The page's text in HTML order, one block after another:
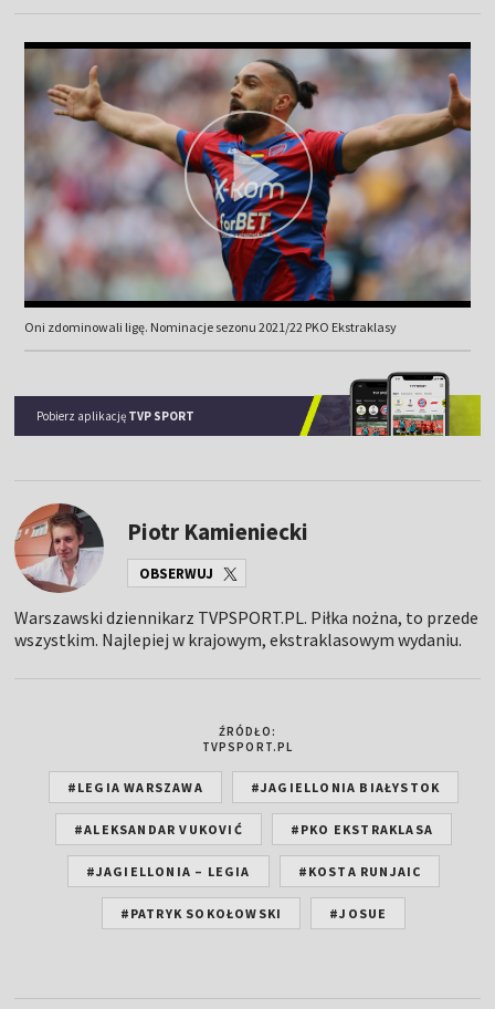
Oni zdominowali ligę. Nominacje sezonu 2021/22 PKO Ekstraklasy
Pobierz aplikację TVP SPORT
Piotr Kamieniecki
OBSERWUJ
Warszawski dziennikarz TVPSPORT.PL. Piłka nożna, to przede
wszystkim. Najlepiej w krajowym, ekstraklasowym wydaniu.
ŹRÓDŁO:
TVPSPORT.PL
#LEGIA WARSZAWA #JAGIELLONIA BIAŁYSTOK
#ALEKSANDAR VUKOVIĆ #PKO EKSTRAKLASA
#JAGIELLONIA – LEGIA #KOSTA RUNJAIC
#PATRYK SOKOŁOWSKI #JOSUE